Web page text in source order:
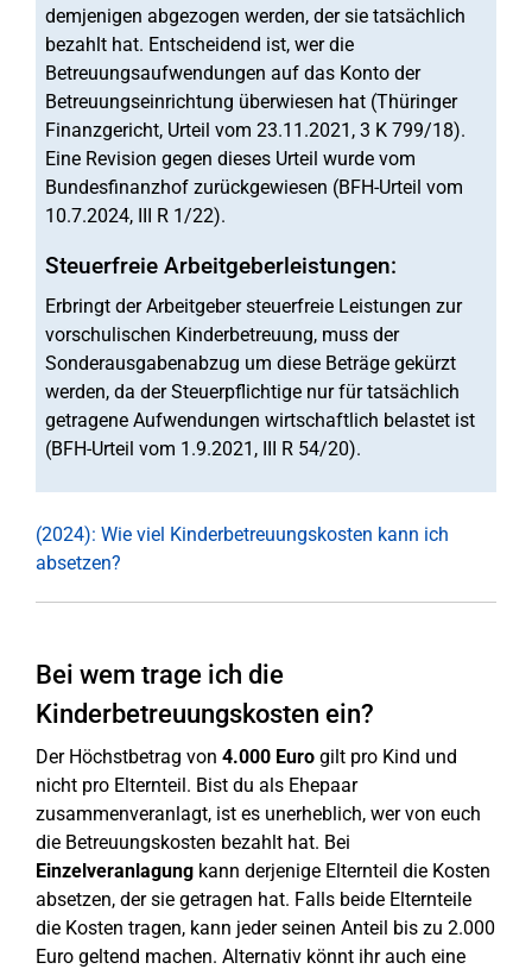
demjenigen abgezogen werden, der sie tatsächlich
bezahlt hat. Entscheidend ist, wer die
Betreuungsaufwendungen auf das Konto der
Betreuungseinrichtung überwiesen hat (Thüringer
Finanzgericht, Urteil vom 23.11.2021, 3 K 799/18).
Eine Revision gegen dieses Urteil wurde vom
Bundesfinanzhof zurückgewiesen (BFH-Urteil vom
10.7.2024, III R 1/22).
Steuerfreie Arbeitgeberleistungen:
Erbringt der Arbeitgeber steuerfreie Leistungen zur
vorschulischen Kinderbetreuung, muss der
Sonderausgabenabzug um diese Beträge gekürzt
werden, da der Steuerpflichtige nur für tatsächlich
getragene Aufwendungen wirtschaftlich belastet ist
(BFH-Urteil vom 1.9.2021, III R 54/20).
(2024): Wie viel Kinderbetreuungskosten kann ich
absetzen?
Bei wem trage ich die
Kinderbetreuungskosten ein?
Der Höchstbetrag von 4.000 Euro gilt pro Kind und
nicht pro Elternteil. Bist du als Ehepaar
zusammenveranlagt, ist es unerheblich, wer von euch
die Betreuungskosten bezahlt hat. Bei
Einzelveranlagung kann derjenige Elternteil die Kosten
absetzen, der sie getragen hat. Falls beide Elternteile
die Kosten tragen, kann jeder seinen Anteil bis zu 2.000
Euro geltend machen. Alternativ könnt ihr auch eine